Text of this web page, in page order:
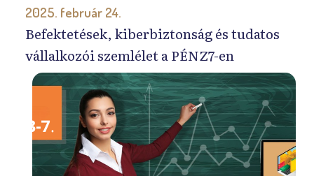
2025. február 24.
Befektetések, kiberbiztonság és tudatos
vállalkozói szemlélet a PÉNZ7-en